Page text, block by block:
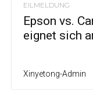
EILMELDUNG
Epson vs.
eignet sich
Xinyetong-Admin